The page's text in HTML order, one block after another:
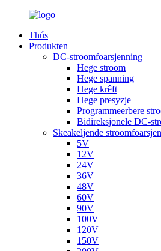
Thús
Produkten
DC-stroomfoarsjenning
Hege stroom
Hege spanning
Hege krêft
Hege presyzje
Programmeerbere
Bidireksjonele DC-
Skeakeljende
5V
12V
24V
36V
48V
60V
90V
100V
120V
150V